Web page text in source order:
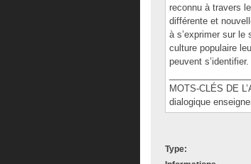
reconnu à travers
différente et
à s’exprimer sur le
culture populaire
peuvent s’identifier.
MOTS-CLÉS DE
dialogique
Type: